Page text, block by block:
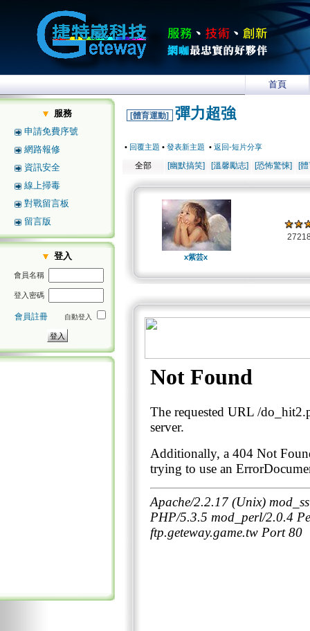
首頁
服務
申請免費序號
網路報修
資訊安全
線上掃毒
對戰留言板
留言版
登入
會員名稱
登入密碼
會員註冊 自動登入
[體育運動] 彈力超強
• 回覆主題 • 發表新主題 • 返回-短片分享
全部 [幽默搞笑] [溫馨勵志] [恐怖驚悚] [
x紫芸x